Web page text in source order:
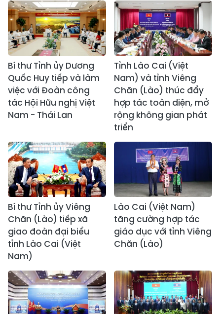
Bí thư Tỉnh ủy Dương
Quốc Huy tiếp và làm
việc với Đoàn công
tác Hội Hữu nghị Việt
Nam - Thái Lan
Tỉnh Lào Cai (Việt
Nam) và tỉnh Viêng
Chăn (Lào) thúc đẩy
hợp tác toàn diện, mở
rộng không gian phát
triển
Bí thư Tỉnh ủy Viêng
Chăn (Lào) tiếp xã
giao đoàn đại biểu
tỉnh Lào Cai (Việt
Nam)
Lào Cai (Việt Nam)
tăng cường hợp tác
giáo dục với tỉnh Viêng
Chăn (Lào)